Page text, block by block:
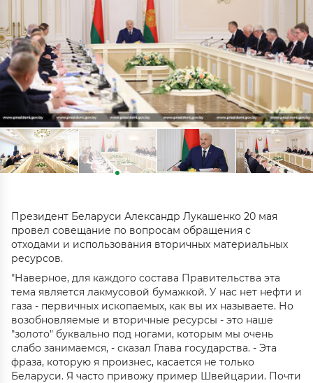
Президент Беларуси Александр Лукашенко 20 мая
провел совещание по вопросам обращения с
отходами и использования вторичных материальных
ресурсов.
"Наверное, для каждого состава Правительства эта
тема является лакмусовой бумажкой. У нас нет нефти и
газа - первичных ископаемых, как вы их называете. Но
возобновляемые и вторичные ресурсы - это наше
"золото" буквально под ногами, которым мы очень
слабо занимаемся, - сказал Глава государства. - Эта
фраза, которую я произнес, касается не только
Беларуси. Я часто привожу пример Швейцарии. Почти